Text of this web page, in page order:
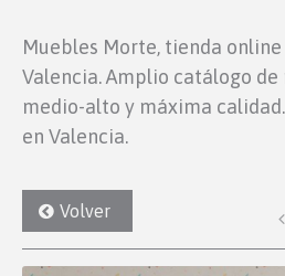
Muebles Morte, tienda
Valencia. Amplio catálogo
medio-alto y máxima
en Valencia.
Volver